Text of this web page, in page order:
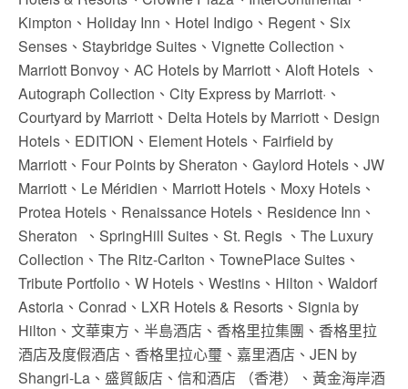
Kimpton、Holiday Inn、Hotel Indigo、Regent、Six
Senses、Staybridge Suites、Vignette Collection、
Marriott Bonvoy、AC Hotels by Marriott、Aloft Hotels 、
Autograph Collection、City Express by Marriott·、
Courtyard by Marriott、Delta Hotels by Marriott、Design
Hotels、EDITION、Element Hotels、Fairfield by
Marriott、Four Points by Sheraton、Gaylord Hotels、JW
Marriott、Le Méridien、Marriott Hotels、Moxy Hotels、
Protea Hotels、Renaissance Hotels、Residence Inn、
Sheraton 、SpringHill Suites、St. Regis 、The Luxury
Collection、The Ritz-Carlton、TownePlace Suites、
Tribute Portfolio、W Hotels、Westins、Hilton、Waldorf
Astoria、Conrad、LXR Hotels & Resorts、Signia by
Hilton、文華東方、半島酒店、香格里拉集團、香格里拉
酒店及度假酒店、香格里拉心璽、嘉里酒店、JEN by
Shangri-La、盛貿飯店、信和酒店 （香港）、黃金海岸酒